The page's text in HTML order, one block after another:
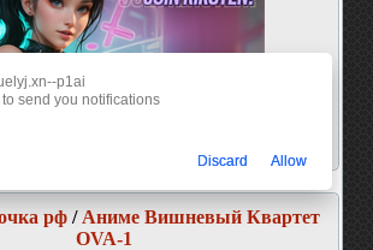
рф / Аниме Вишневый Квартет
OVA-1
p1ai
send you notifications
Discard Allow